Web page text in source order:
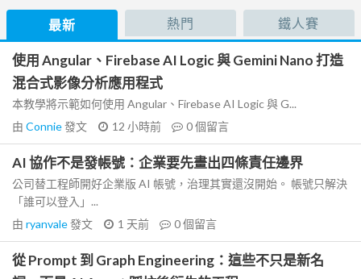
最新 熱門 鐵人賽
使用 Angular、Firebase AI Logic 與 Gemini Nano 打造
混合式影像分析應用程式
本教學將示範如何使用 Angular、Firebase AI Logic 與 G...
由 Connie發文 12 小時前 0個留言
AI 協作不是發帳號：企業要先畫出四條責任邊界
公司替工程師開好企業版 AI 帳號，治理其實還沒開始。 帳號只解決
「誰可以登入」...
由 ryanvale發文 1 天前 0個留言
從 Prompt 到 Graph Engineering：這些不只是新名